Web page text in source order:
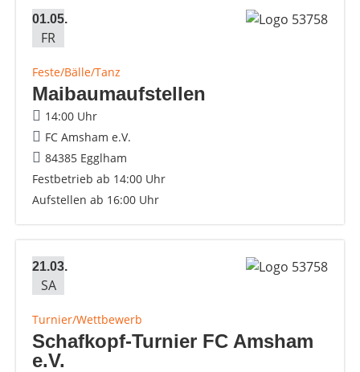
01.05.
FR
Feste/Bälle/Tanz
Maibaumaufstellen
14:00 Uhr
FC Amsham e.V.
84385 Egglham
Festbetrieb ab 14:00 Uhr
Aufstellen ab 16:00 Uhr
21.03.
SA
Turnier/Wettbewerb
Schafkopf-Turnier FC Amsham
e.V.